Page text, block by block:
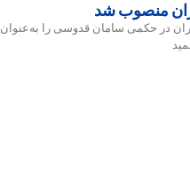
منصوب شد
در حکمی سامان قدوسی را به‌عنوان